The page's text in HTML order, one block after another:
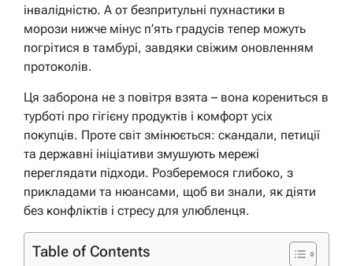
інвалідністю. А от безпритульні пухнастики в
морози нижче мінус п’ять градусів тепер можуть
погрітися в тамбурі, завдяки свіжим оновленням
протоколів.
Ця заборона не з повітря взята – вона корениться в
турботі про гігієну продуктів і комфорт усіх
покупців. Проте світ змінюється: скандали, петиції
та державні ініціативи змушують мережі
переглядати підходи. Розберемося глибоко, з
прикладами та нюансами, щоб ви знали, як діяти
без конфліктів і стресу для улюбленця.
Table of Contents